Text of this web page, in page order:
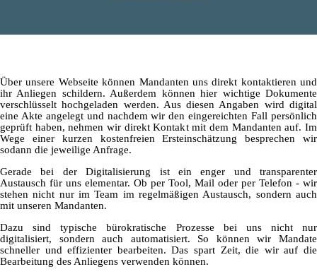
Über unsere Webseite können Mandanten uns direkt kontaktieren und
ihr Anliegen schildern. Außerdem können hier wichtige Dokumente
verschlüsselt hochgeladen werden. Aus diesen Angaben wird digital
eine Akte angelegt und nachdem wir den eingereichten Fall persönlich
geprüft haben, nehmen wir direkt Kontakt mit dem Mandanten auf. Im
Wege einer kurzen kostenfreien Ersteinschätzung besprechen wir
sodann die jeweilige Anfrage.
Gerade bei der Digitalisierung ist ein enger und transparenter
Austausch für uns elementar. Ob per Tool, Mail oder per Telefon - wir
stehen nicht nur im Team im regelmäßigen Austausch, sondern auch
mit unseren Mandanten.
Dazu sind typische bürokratische Prozesse bei uns nicht nur
digitalisiert, sondern auch automatisiert. So können wir Mandate
schneller und effizienter bearbeiten. Das spart Zeit, die wir auf die
Bearbeitung des Anliegens verwenden können.